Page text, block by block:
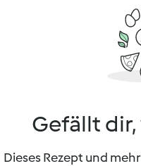
Gefällt dir,
Dieses Rezept und